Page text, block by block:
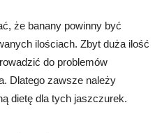
że banany powinny być
ilościach. Zbyt duża ilość
do problemów
Dlatego zawsze należy
dietę dla tych jaszczurek.